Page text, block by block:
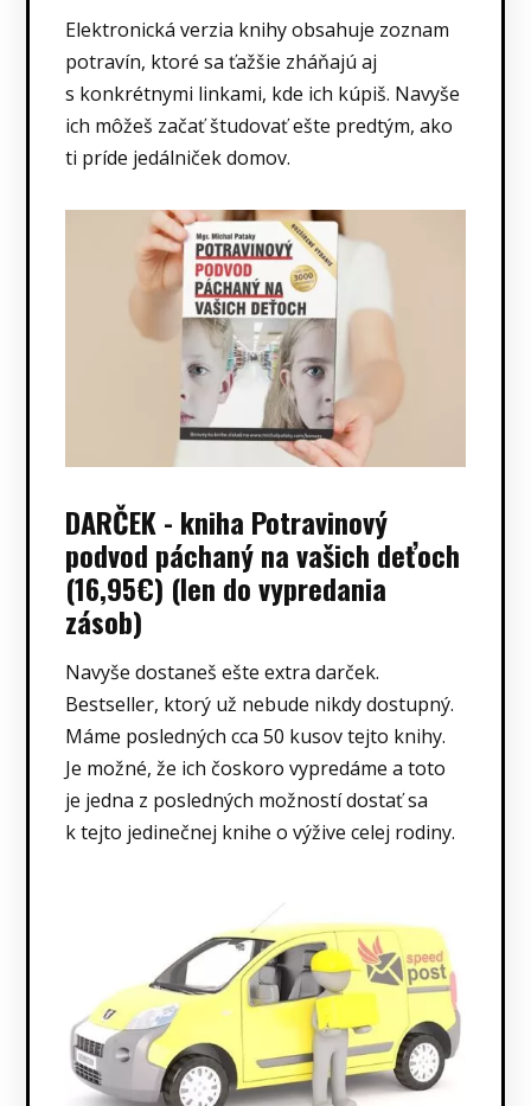
Elektronická verzia knihy obsahuje zoznam
potravín, ktoré sa ťažšie zháňajú aj
s konkrétnymi linkami, kde ich kúpiš. Navyše
ich môžeš začať študovať ešte predtým, ako
ti príde jedálniček domov.
DARČEK - kniha Potravinový
podvod páchaný na vašich deťoch
(16,95€) (len do vypredania
zásob)
Navyše dostaneš ešte extra darček.
Bestseller, ktorý už nebude nikdy dostupný.
Máme posledných cca 50 kusov tejto knihy.
Je možné, že ich čoskoro vypredáme a toto
je jedna z posledných možností dostať sa
k tejto jedinečnej knihe o výžive celej rodiny.